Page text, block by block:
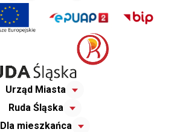
Urząd Miasta
Ruda Śląska
Dla mieszkańca